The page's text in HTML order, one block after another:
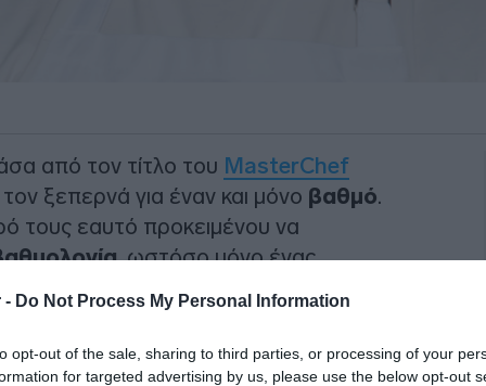
- Do Not Process My Personal Information
opt-out of the sale, sharing to third parties, or processing of your
for targeted advertising by us, please use the below opt-out
από τον τίτλο του MasterChef
ξεπερνά για έναν και μόνο βαθμό.
τους εαυτό προκειμένου να
, ωστόσο μόνο ένας
του νικητή οΛευτέρης